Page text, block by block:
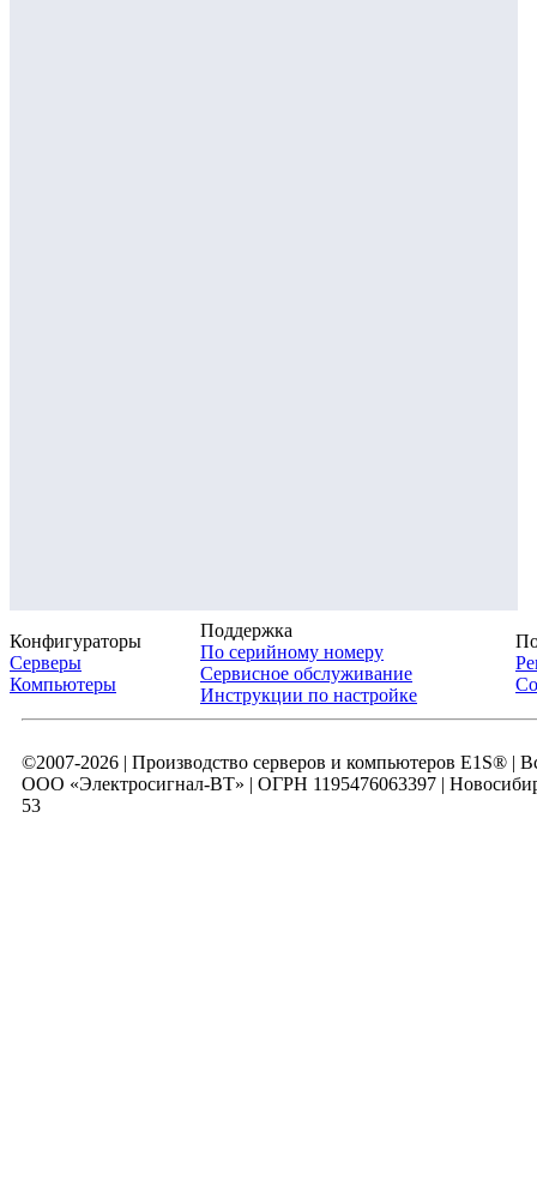
Конфигураторы
Серверы
Компьютеры
Поддержка
По серийному номеру
Сервисное обслуживание
Инструкции по настройке
©2007-2026 | Производство серверов и компьютеров E1S® |
ООО «Электросигнал-ВТ» | ОГРН 1195476063397 |
53